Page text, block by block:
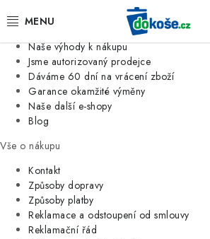
Jsme tradiční česká firma
Naše výhody k nákupu
Jsme autorizovaný prodejce
Dáváme 60 dní na vrácení zboží
Garance okamžité výměny
Naše další e-shopy
Blog
Vše o nákupu
Kontakt
Způsoby dopravy
Způsoby platby
Reklamace a odstoupení od smlouvy
Reklamační řád
KOŠE
SÁČKY
KUCHYNĚ
ORGANIZACE